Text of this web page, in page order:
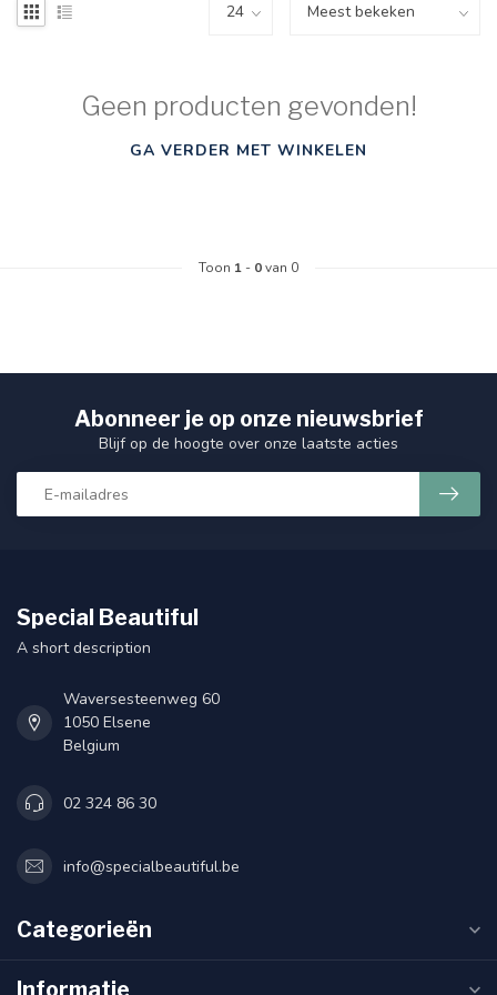
Geen producten gevonden!
GA VERDER MET WINKELEN
Toon 1 - 0van 0
Abonneer je op onze nieuwsbrief
Blijf op de hoogte over onze laatste acties
Special Beautiful
A short description
Waversesteenweg 60
1050 Elsene
Belgium
02 324 86 30
info@specialbeautiful.be
Categorieën
Informatie